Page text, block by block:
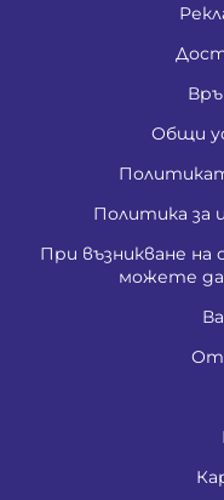
Общи
Политика за
При възникване на
можете